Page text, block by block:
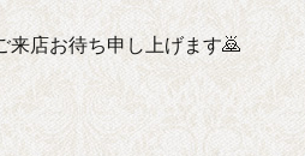
来店お待ち申し上げます🙇